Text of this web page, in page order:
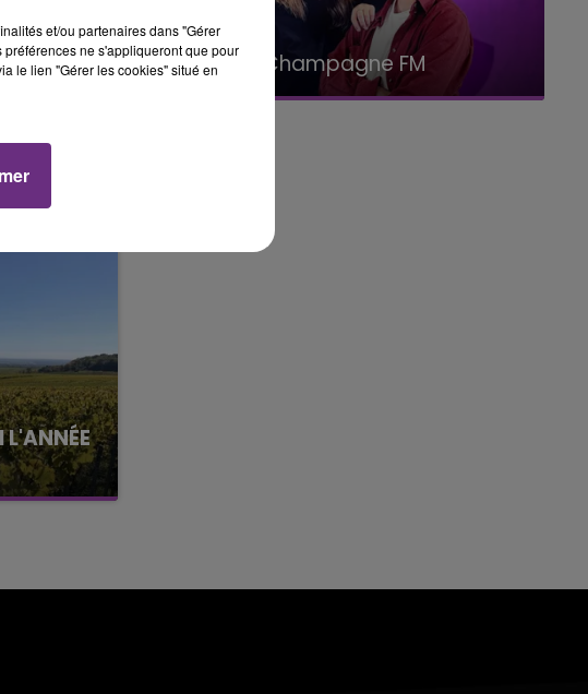
L'ANNÉE
ce jeudi
15h00 - 19h00
Le Club Champagne FM
et/ou partenaires dans "Gérer
ne s'appliqueront que pour
le lien "Gérer les cookies" situé en